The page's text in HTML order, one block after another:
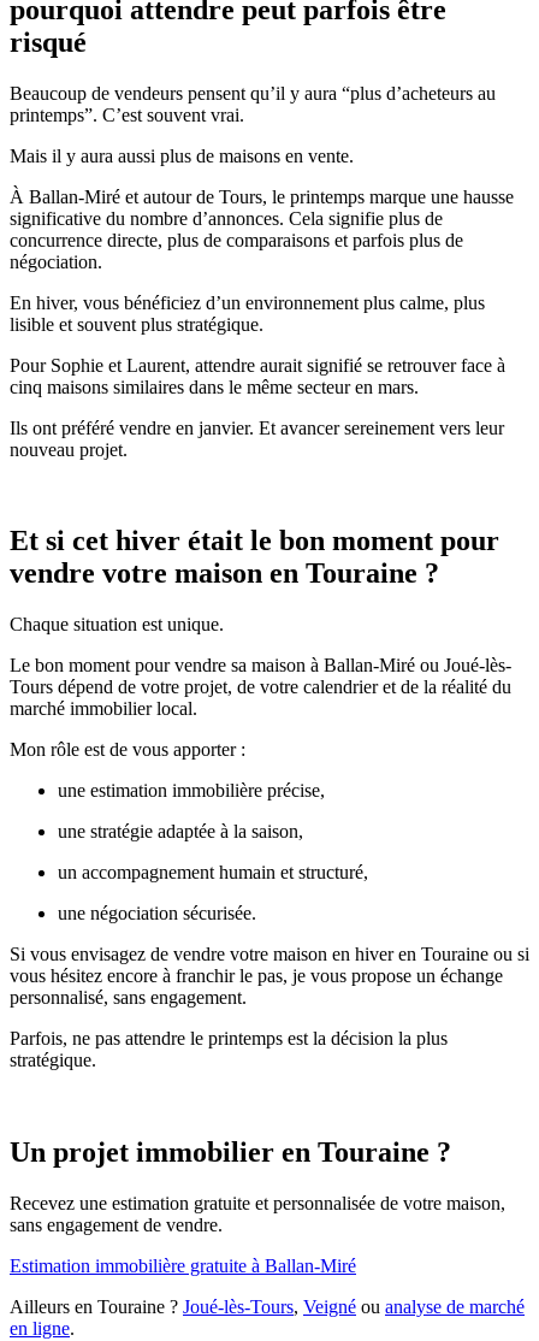
pourquoi attendre peut parfois être
risqué
Beaucoup de vendeurs pensent qu’il y aura “plus d’acheteurs au
printemps”. C’est souvent vrai.
Mais il y aura aussi plus de maisons en vente.
À Ballan-Miré et autour de Tours, le printemps marque une hausse
significative du nombre d’annonces. Cela signifie plus de
concurrence directe, plus de comparaisons et parfois plus de
négociation.
En hiver, vous bénéficiez d’un environnement plus calme, plus
lisible et souvent plus stratégique.
Pour Sophie et Laurent, attendre aurait signifié se retrouver face à
cinq maisons similaires dans le même secteur en mars.
Ils ont préféré vendre en janvier. Et avancer sereinement vers leur
nouveau projet.
Et si cet hiver était le bon moment pour
vendre votre maison en Touraine ?
Chaque situation est unique.
Le bon moment pour vendre sa maison à Ballan-Miré ou Joué-lès-
Tours dépend de votre projet, de votre calendrier et de la réalité du
marché immobilier local.
Mon rôle est de vous apporter :
une estimation immobilière précise,
une stratégie adaptée à la saison,
un accompagnement humain et structuré,
une négociation sécurisée.
Si vous envisagez de vendre votre maison en hiver en Touraine ou si
vous hésitez encore à franchir le pas, je vous propose un échange
personnalisé, sans engagement.
Parfois, ne pas attendre le printemps est la décision la plus
stratégique.
Un projet immobilier en Touraine ?
Recevez une estimation gratuite et personnalisée de votre maison,
sans engagement de vendre.
Estimation immobilière gratuite à Ballan-Miré
Ailleurs en Touraine ? Joué-lès-Tours, Veigné ou analyse de marché
en ligne.